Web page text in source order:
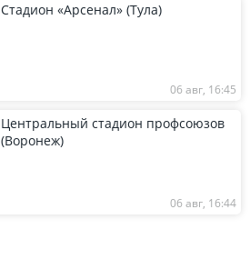
Стадион «Арсенал» (Тула)
06 авг, 16:45
Центральный стадион профсоюзов
(Воронеж)
06 авг, 16:44